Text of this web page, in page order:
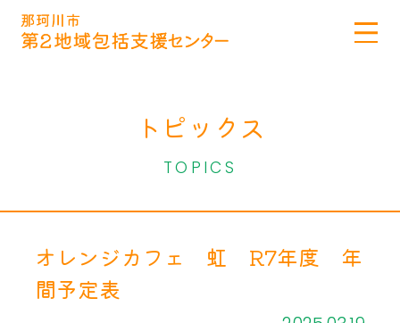
トピックス
TOPICS
オレンジカフェ 虹 R7年度 年
間予定表